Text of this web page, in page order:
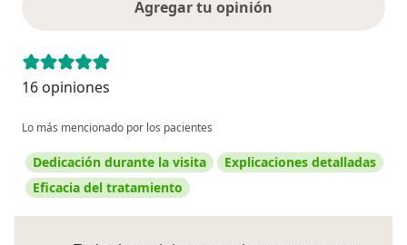
Agregar tu opinión
16 opiniones
Lo más mencionado por los pacientes
Dedicación durante la visita
Explicaciones detalladas
Eficacia del tratamiento